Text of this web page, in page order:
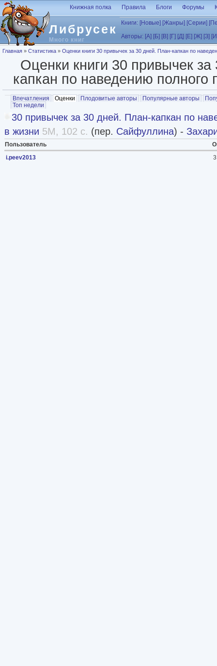
Перейти к основному содержанию
Либрусек
Много книг
Книжная полка Правила Блоги Форумы
Книги: [Новые] [Жанры] [Серии]
Авторы: [А] [Б] [В] [Г] [Д] [Е] [Ж] [З]
Вы здесь
Главная » Статистика » Оценки книги 30 привычек за 30 дней. План-капкан по
Оценки книги 30 привычек
капкан по наведению полного
Главные вкладки
Впечатления Оценки (активная вкладка)
Плодовитые авторы Популярные авторы
Топ недели
30 привычек за 30 дней. План-капкан по
в жизни 5M, 102 с. (пер. Сайфуллина) -
Пользователь
i.peev2013
3